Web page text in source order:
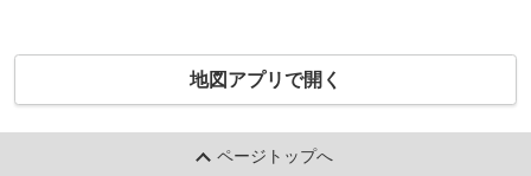
地図アプリで開く
ページトップへ